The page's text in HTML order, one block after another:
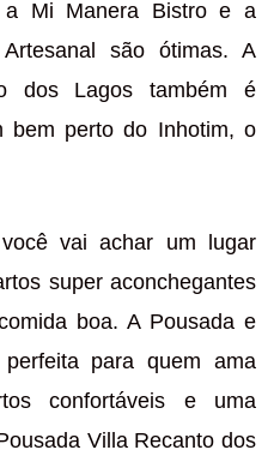
a Mi Manera Bistro e a
são ótimas. A
dos Lagos também é
bem perto do Inhotim, o
vai achar um lugar
super aconchegantes
boa. A Pousada e
para quem ama
confortáveis e uma
Villa Recanto dos